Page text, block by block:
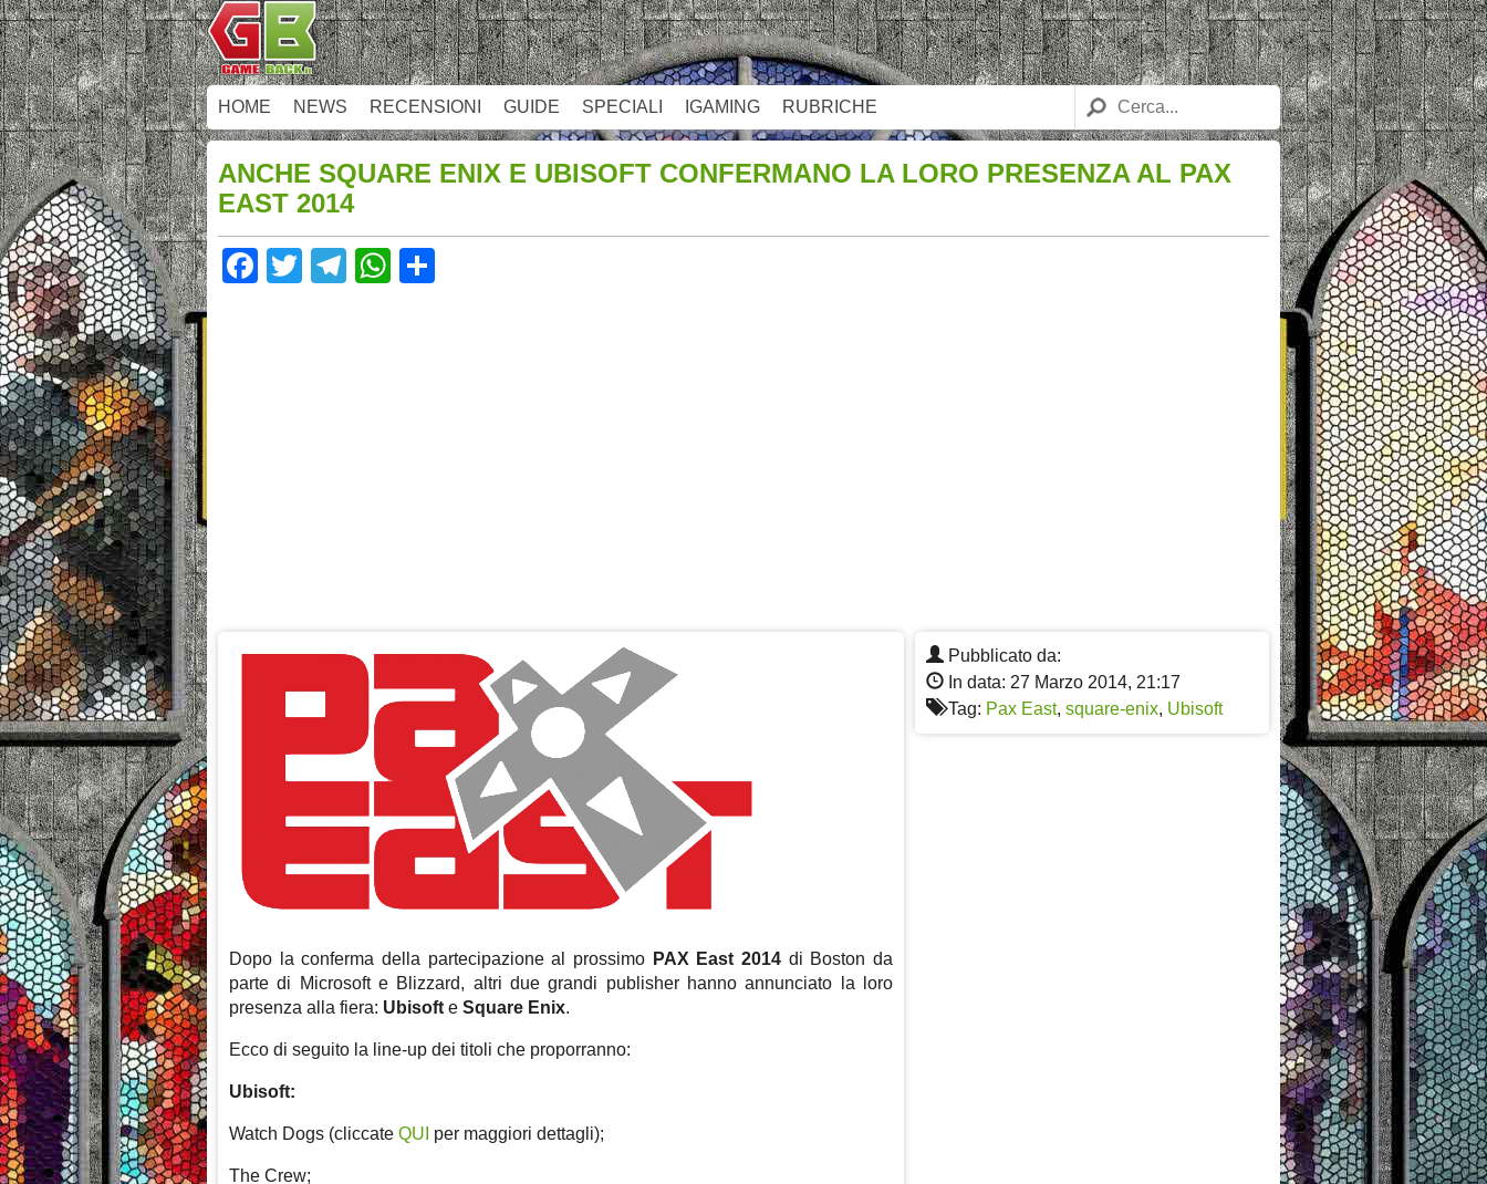
HOME NEWS RECENSIONI GUIDE SPECIALI IGAMING RUBRICHE
ANCHE SQUARE ENIX E UBISOFT CONFERMANO LA LORO PRESENZA AL PAX
EAST 2014
Facebook
TwitterTelegram
WhatsApp
Pubblicato da:
In data: 27 Marzo 2014, 21:17
Tag: Pax East, square-enix, Ubisoft
Dopo la conferma della partecipazione al prossimo PAX East 2014 di Boston da
parte di Microsoft e Blizzard, altri due grandi publisher hanno annunciato la loro
presenza alla fiera: Ubisoft e Square Enix.
Ecco di seguito la line-up dei titoli che proporranno:
Ubisoft:
Watch Dogs (cliccate QUI per maggiori dettagli);
The Crew;